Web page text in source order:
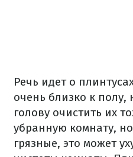
Речь идет о
очень близко к полу,
голову очистить их
убранную комнату,
грязные, это может